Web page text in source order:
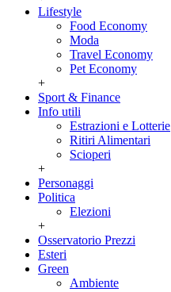
Lifestyle
Food Economy
Moda
Travel Economy
Pet Economy
+
Sport & Finance
Info utili
Estrazioni e Lotterie
Ritiri Alimentari
Scioperi
+
Personaggi
Politica
Elezioni
+
Osservatorio Prezzi
Esteri
Green
Ambiente